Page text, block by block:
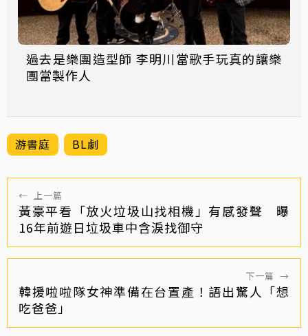
過去是樂團造型師 李明川當歌手玩真的讓樂
團當製作人
游書庭 BL劇
← 上一篇
黃豪平看「放火垃圾山找相機」有感發聲 曝
16年前遊日垃圾車中含淚找御守
下一篇 →
韓援啦啦隊女神準備在台置產！語出驚人「想
吃爸爸」